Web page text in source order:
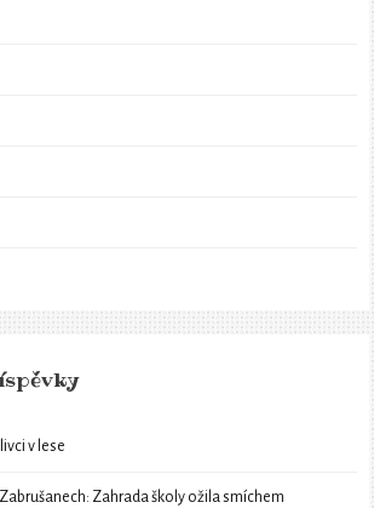
v lese
Zahrada školy ožila smíchem